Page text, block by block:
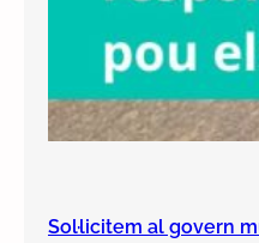
Sol·licitem al govern